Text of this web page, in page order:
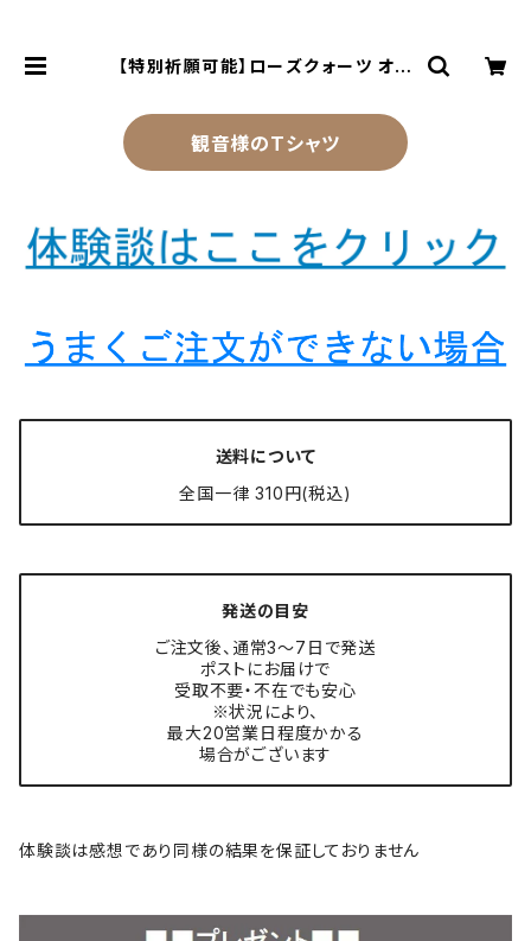
【特別祈願可能】ローズクォーツ オニ
風水より金運アップする観音様乃御守
(観音様のお守り)
観音様のTシャツ
送料について
全国一律 310円(税込)
発送の目安
ご注文後、通常3〜7日で発送
ポストにお届けで
受取不要・不在でも安心
※状況により、
最大20営業日程度かかる
場合がございます
体験談は感想であり同様の結果を保証しておりません